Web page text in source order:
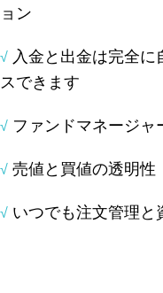
ョン
√ 入金と出金は完全
スできます
√ ファンドマネージ
√ 売値と買値の透明性
√ いつでも注文管理と